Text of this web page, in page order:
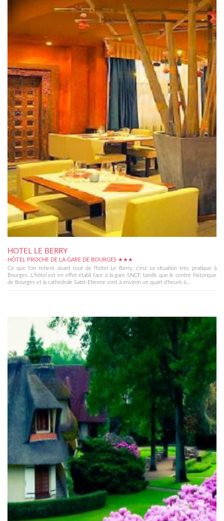
HOTEL LE BERRY
HÔTEL PROCHE DE LA GARE DE BOURGES ★★★
Ce que l'on retient avant tout de l'hôtel Le Berry, c'est sa situation très pratique à
Bourges. L'hôtel est en effet établi face à la gare SNCF, tandis que le centre historique
de Bourges et la cathédrale Saint-Etienne sont à environ un quart d'heure à...